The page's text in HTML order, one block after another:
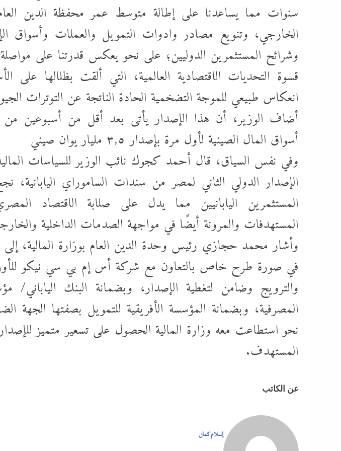
سنوات مما يساعدنا على إطالة متوسط عمر محفظة الدين
الخارجي، وتنويع مصادر وادوات التمويل والعملات وأسواق
وشرائح المستثمرين الدوليين؛ على نحو يعكس قدرتنا على
قسوة التحديات الاقتصادية العالمية، التي ألقت بظلالها على
انعكاس طبيعي للموجة التضخمية الحادة الناتجة عن التوترات
أضاف الوزير، أن هذا الإصدار يأتى بعد أقل من أسبوعين
أسواق المال الصينية لأول مرة بإصدار ٣,٥ مليار يوان صيني
وفي نفس السياق، قال أحمد كجوك نائب الوزير للسياسات
الإصدار الدولي الثاني لمصر من سندات الساموراي
المستثمرين اليابانيين مما يدل على صلابة الاقتصاد
المستهدفات والمرونة أيضًا في مواجهة الصدمات الداخلية
وأشار محمد حجازي رئيس وحدة الدين العام بوزارة المالية، إلى
في صورة طرح خاص بالتعاون مع شركة أس إم بي سي نيكو
والترويج وضامن لتغطية الإصدار، وبضمانة البنك الياباني/
المصرفية، وبضمانة المؤسسة الأفريقية للتمويل بصفتها الجهة
نحو استطاعت معه وزارة المالية الحصول على تسعير متميز
المستهدف.
عن الكاتب
إسلام كمال